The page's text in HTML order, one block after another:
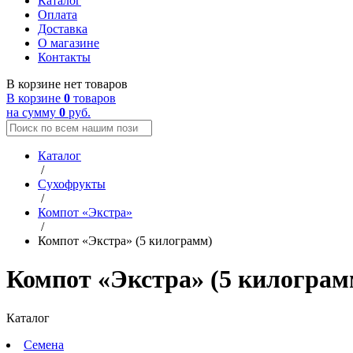
Оплата
Доставка
О магазине
Контакты
В корзине нет товаров
В корзине 0 товаров
на сумму 0 руб.
Каталог
/
Сухофрукты
/
Компот «Экстра»
/
Компот «Экстра» (5 килограмм)
Компот «Экстра» (5
Каталог
Семена